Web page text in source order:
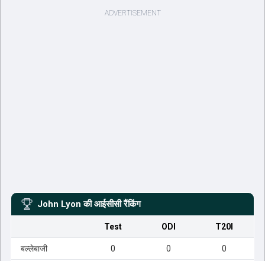
John Lyon की आईसीसी रैंकिंग
Test ODI T20I
बल्लेबाजी 0 0 0